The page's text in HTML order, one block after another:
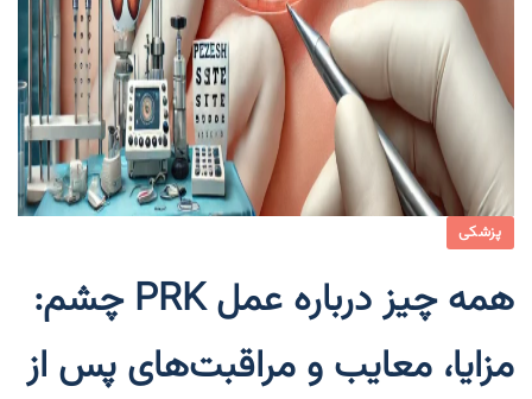
پزشکی
همه چیز درباره عمل PRK چشم:
مزایا، معایب و مراقبت‌های پس از